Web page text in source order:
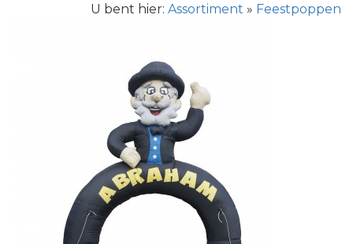
U bent hier: Assortiment » Feestpoppen